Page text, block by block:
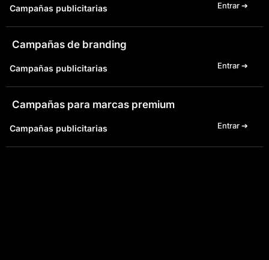
Campañas publicitarias Entrar ➔
Campañas de branding
Campañas publicitarias Entrar ➔
Campañas para marcas premium
Campañas publicitarias Entrar ➔